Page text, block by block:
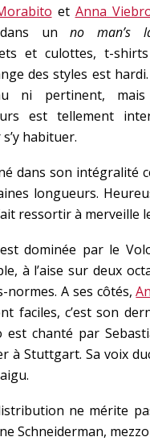
et Anna
dans unno man’s
et culottes, t-
des styles est hardi.
ni pertinent,
est tellement
habituer.
dans son intégralité
longueurs.
ressortir à merveille
dominée par le
à l’aise sur deux
normes. A ses côtés,
faciles, c’est son
est chanté par
à Stuttgart. Sa voix
ne mérite
Schneiderman,